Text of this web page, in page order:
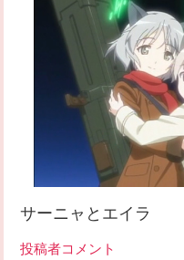
サーニャとエイラ
投稿者コメント